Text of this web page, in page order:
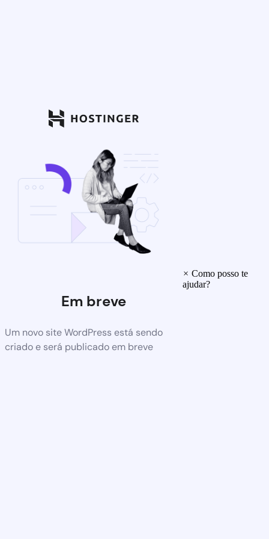
Em breve
Um novo site WordPress está sendo
criado e será publicado em breve
× Como posso te
ajudar?